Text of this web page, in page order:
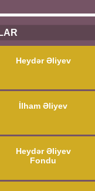
Heydər Əliyev
İlham Əliyev
Heydər Əliyev
Fondu